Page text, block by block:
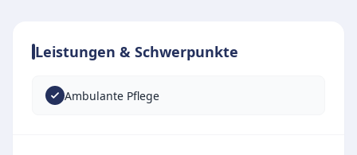
Leistungen & Schwerpunkte
Ambulante Pflege